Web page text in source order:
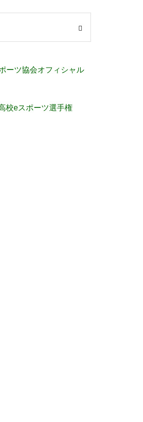
ーツ協会オフィシャル
校eスポーツ選手権